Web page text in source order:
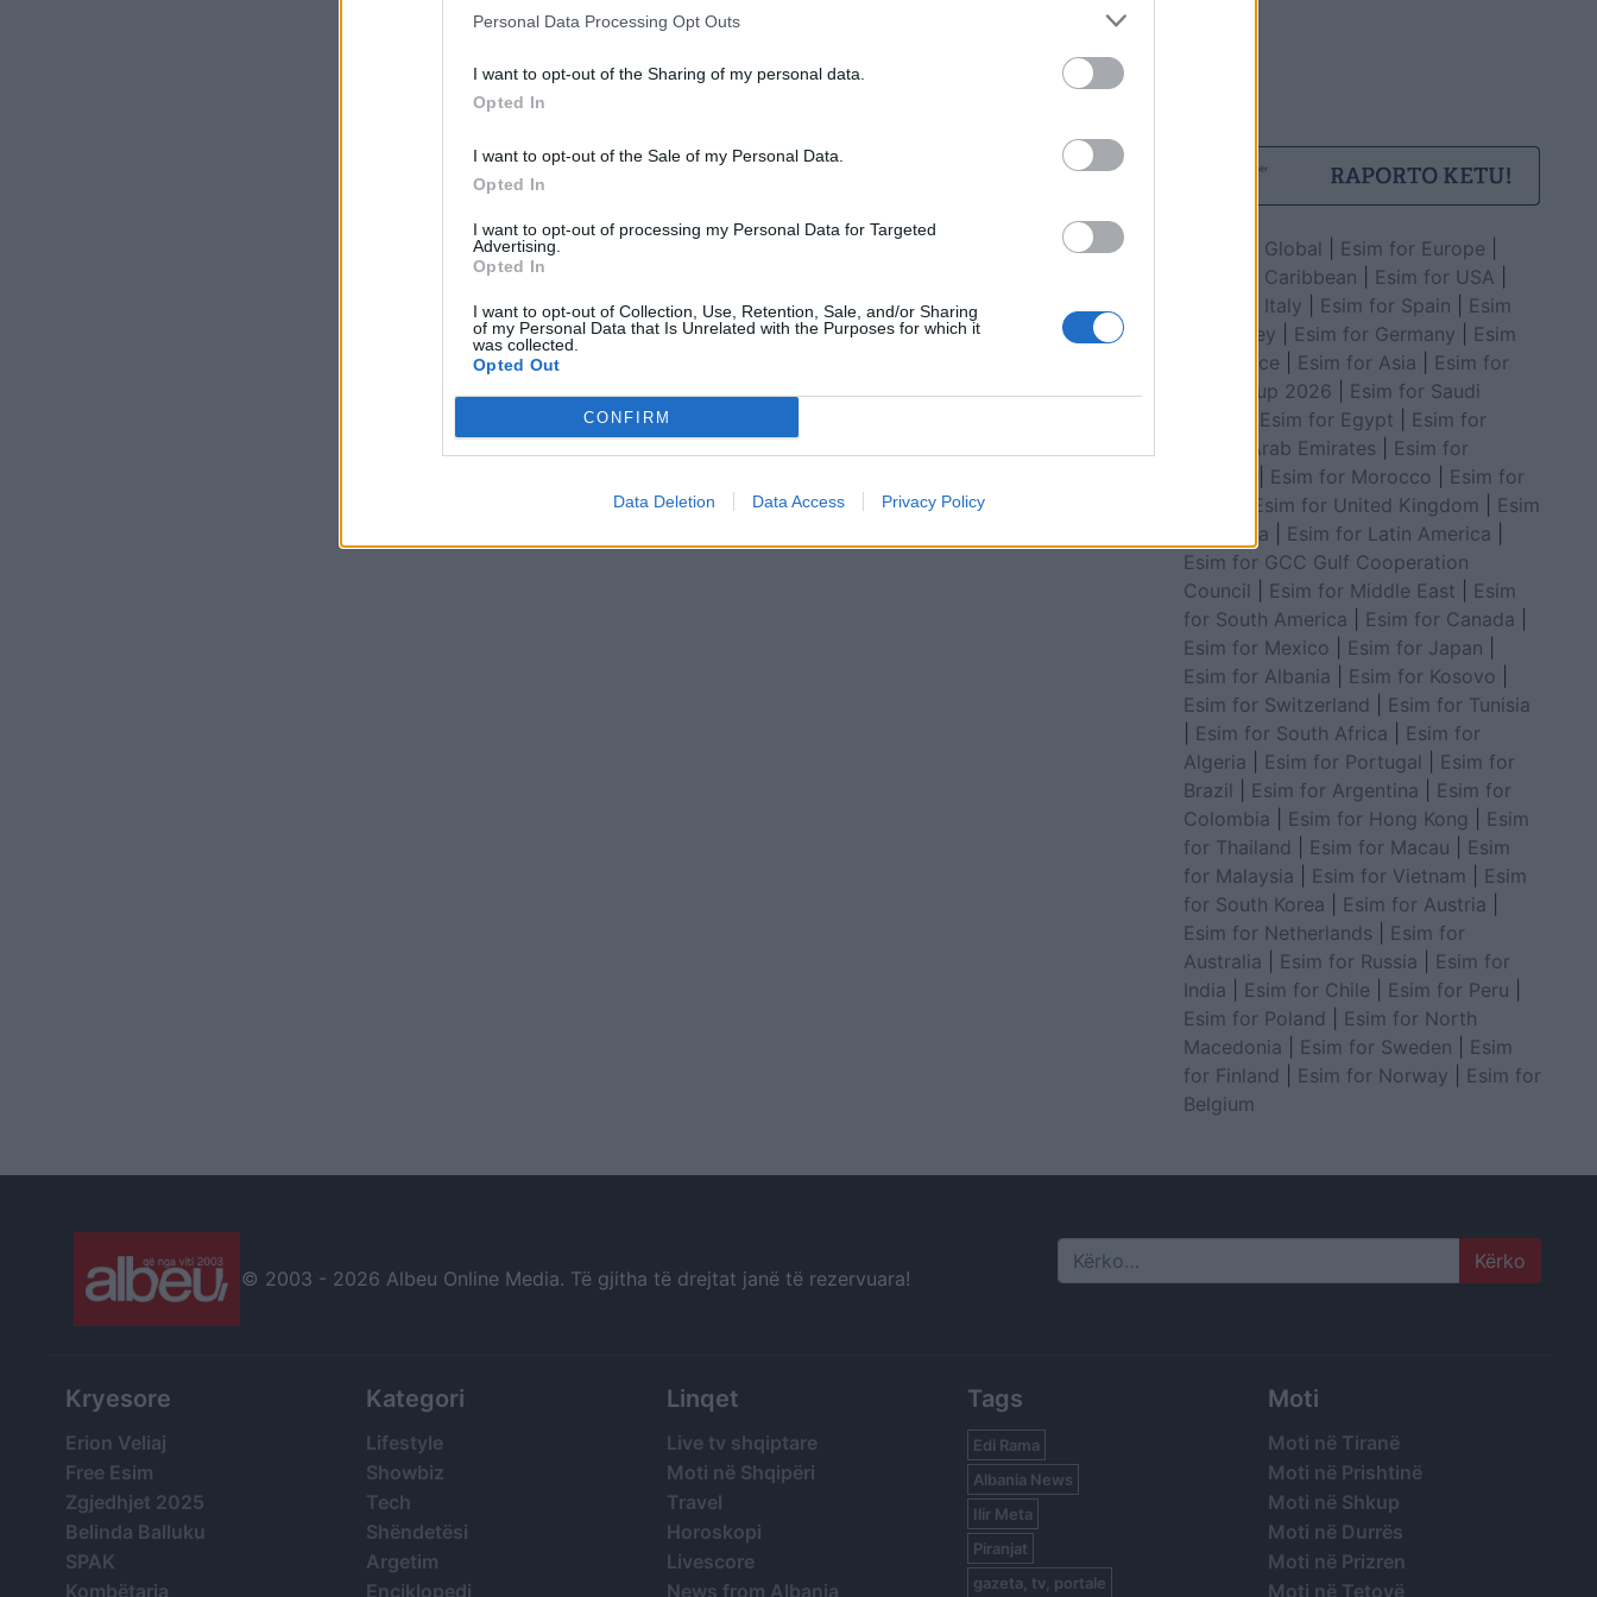
Personal Data Processing Opt Outs
I want to opt-out of the Sharing of my personal data.
Opted In
I want to opt-out of the Sale of my Personal Data.
Opted In
I want to opt-out of processing my Personal Data for Targeted
Advertising.
Opted In
I want to opt-out of Collection, Use, Retention, Sale, and/or Sharing
of my Personal Data that Is Unrelated with the Purposes for which it
was collected.
Opted Out
CONFIRM
Data Deletion Data Access Privacy Policy
Esim for Global Esim for Europe
Esim for Caribbean
Esim for USA
Esim for Italy
Esim for Spain
Esim
for Turkey
Esim for Germany
Esim
for Greece
Esim for Asia
Esim for
World Cup 2026
Esim for Saudi
Esim for Egypt
Esim for
United Arab Emirates
Esim for
Esim for Morocco
Esim for
Esim for United Kingdom
Esim
for Africa
Esim for Latin America
Esim for GCC Gulf Cooperation
Council
Esim for Middle East
Esim
for South America
Esim for Canada
Esim for Mexico
Esim for Japan
Esim for Albania
Esim for Kosovo
Esim for Switzerland
Esim for Tunisia
Esim for South Africa
Esim for
Algeria
Esim for Portugal
Esim for
Brazil
Esim for Argentina
Esim for
Colombia
Esim for Hong Kong
Esim
for Thailand
Esim for Macau
Esim
for Malaysia
Esim for Vietnam
Esim
for South Korea
Esim for Austria
Esim for Netherlands
Esim for
Australia
Esim for Russia
Esim for
India
Esim for Chile Esim for Peru
Esim for Poland
Esim for North
Macedonia
Esim for Sweden
Esim
for Finland
Esim for Norway
Esim for
Belgium
© 2003 - 2026 Albeu Online Media. Të gjitha të drejtat janë të rezervuara! Search
Kryesore
Erion Veliaj
Free Esim
Zgjedhjet 2025
Belinda Balluku
SPAK
Kombëtarja
Kategori
Lifestyle
Showbiz
Tech
Shëndetësi
Argetim
Enciklopedi
Linqet
Live tv shqiptare
Moti në Shqipëri
Travel
Horoskopi
Livescore
News from Albania
Tags
Edi Rama
Albania News
Ilir Meta
Piranjat
gazeta, tv, portale
Moti
Moti në Tiranë
Moti në Prishtinë
Moti në Shkup
Moti në Durrës
Moti në Prizren
Moti në Tetovë